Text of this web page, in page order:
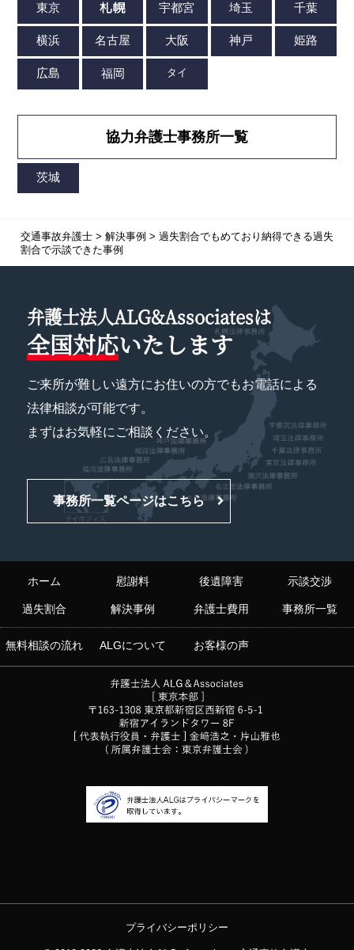
協力弁護士事務所一覧
交通事故弁護士> 解決事例 > 過失割合でもめており納得できる過失
割合で示談できた事例
弁護士法人ALG&Associatesは
全国対応いたします
ご来所が難しい遠方にお住いの方でもお電話による
法律相談が可能です。
まずはお気軽にご相談ください。
事務所一覧ページはこちら
ホーム 慰謝料 後遺障害 示談交渉
過失割合 解決事例 弁護士費用 事務所一覧
無料相談の流れ ALGについて お客様の声
プライバシーポリシー